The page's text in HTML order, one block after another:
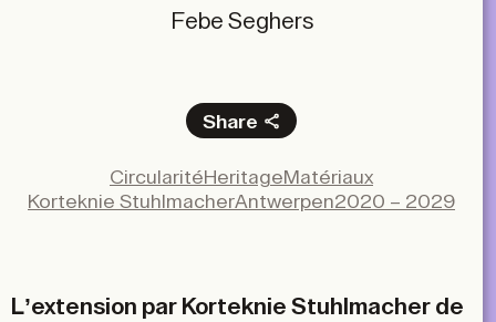
Febe Seghers
Share
X
CircularitéHeritageMatériaux
Korteknie StuhlmacherAntwerpen2020 – 2029
L’extension par Korteknie Stuhlmacher de